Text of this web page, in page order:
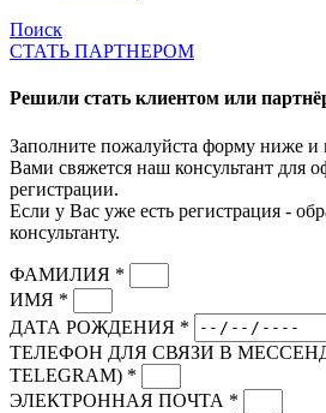
Поиск
СТАТЬ ПАРТНЕРОМ
Решили стать клиентом или
Заполните пожалуйста форму ниже и
Вами свяжется наш консультант для
регистрации.
Если у Вас уже есть регистрация -
консультанту.
ФАМИЛИЯ *
ИМЯ *
ДАТА РОЖДЕНИЯ *
ТЕЛЕФОН ДЛЯ СВЯЗИ В
TELEGRAM) *
ЭЛЕКТРОННАЯ ПОЧТА *